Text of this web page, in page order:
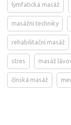
lymfatická masáž
masážní techniky
rehabilitační masáž
stres masáž
čínská masáž